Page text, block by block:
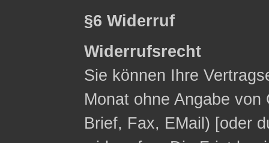
§6 Widerruf
Widerrufsrecht
Sie können Ihre
Monat ohne Angabe
Brief, Fax, E­Mail) [oder